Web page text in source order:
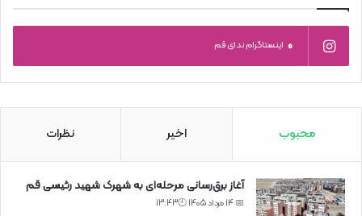
0 اینستاگرام ندای قم
محبوب اخیر نظرات
آغاز برق‌رسانی مرحله‌ای به شهرک شهید رئیسی قم
📅 14 مرداد 1405 🕙13:43